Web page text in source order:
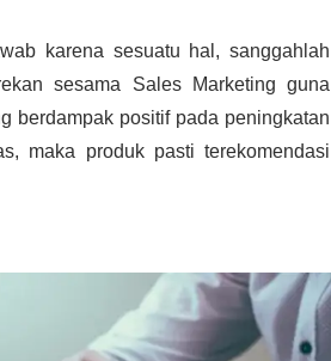
karena sesuatu hal, sanggahlah
sesama Sales Marketing guna
berdampak positif pada peningkatan
maka produk pasti terekomendasi